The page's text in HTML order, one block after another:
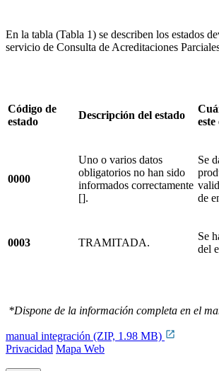
En la tabla (Tabla 1) se describen los estados
servicio de Consulta de Acreditaciones
Código de
estado
Descripción del estado
este
0000
Uno o varios datos
obligatorios no han sido
informados correctamente
[].
Se
de
0003 TRAMITADA.
Se
del
*Dispone de la información completa en el
manual integración (ZIP, 1.98 MB)
Privacidad Mapa Web